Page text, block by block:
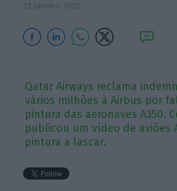
23 Janeiro 2022
Qatar Airways reclama
vários milhões à Airbus por
pintura das aeronaves A350.
publicou um vídeo de aviões
pintura a lascar.